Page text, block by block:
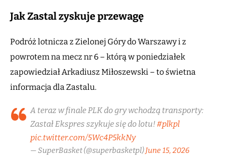
Jak Zastal zyskuje przewagę
Podróż lotnicza z Zielonej Góry do Warszawy i z
powrotem na mecz nr 6 – którą w poniedziałek
zapowiedział Arkadiusz Miłoszewski – to świetna
informacja dla Zastalu.
A teraz w finale PLK do gry wchodzą transporty:
Zastał Ekspres szykuje się do lotu!#plkpl
pic.twitter.com/5Wc4P5kkNy
— SuperBasket (@superbasketpl)June 15, 2026